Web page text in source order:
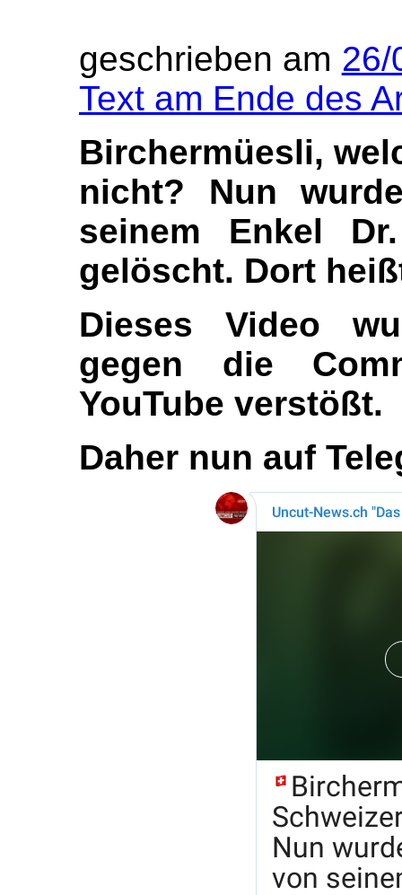
geschrieben am 26/
Text am Ende des
Birchermüesli,
nicht? Nun
seinem Enkel
gelöscht. Dort
DiesesVideo
gegen die
YouTube verstößt.
Daher nun auf